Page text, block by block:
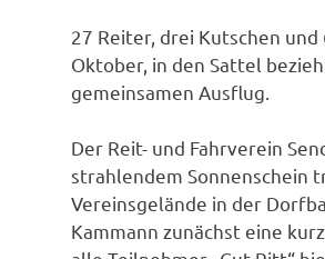
27 Reiter, drei Kutschen und
Oktober, in den Sattel
gemeinsamen Ausflug.
Der Reit- und Fahrverein
strahlendem Sonnenschein
Vereinsgelände in der
Kammann zunächst eine